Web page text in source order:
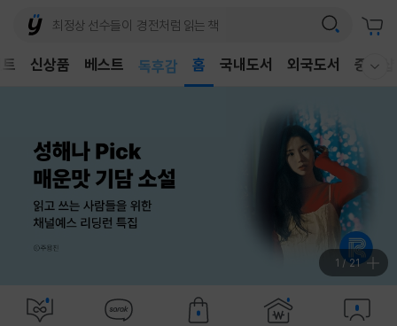
신상품 베스트
독후감
홈 국내도서 외국도서 중고샵
2 /21